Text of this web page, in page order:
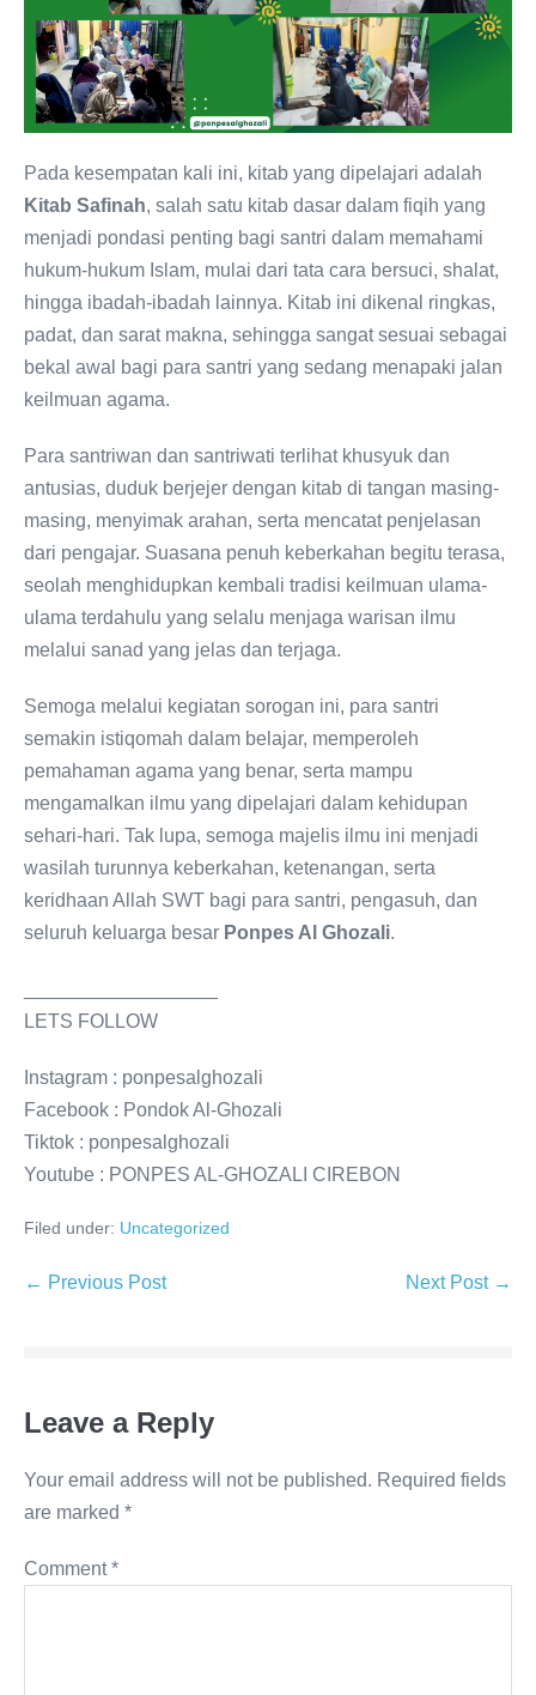
Pada kesempatan kali ini, kitab yang dipelajari adalah
Kitab Safinah, salah satu kitab dasar dalam fiqih yang
menjadi pondasi penting bagi santri dalam memahami
hukum-hukum Islam, mulai dari tata cara bersuci, shalat,
hingga ibadah-ibadah lainnya. Kitab ini dikenal ringkas,
padat, dan sarat makna, sehingga sangat sesuai sebagai
bekal awal bagi para santri yang sedang menapaki jalan
keilmuan agama.
Para santriwan dan santriwati terlihat khusyuk dan
antusias, duduk berjejer dengan kitab di tangan masing-
masing, menyimak arahan, serta mencatat penjelasan
dari pengajar. Suasana penuh keberkahan begitu terasa,
seolah menghidupkan kembali tradisi keilmuan ulama-
ulama terdahulu yang selalu menjaga warisan ilmu
melalui sanad yang jelas dan terjaga.
Semoga melalui kegiatan sorogan ini, para santri
semakin istiqomah dalam belajar, memperoleh
pemahaman agama yang benar, serta mampu
mengamalkan ilmu yang dipelajari dalam kehidupan
sehari-hari. Tak lupa, semoga majelis ilmu ini menjadi
wasilah turunnya keberkahan, ketenangan, serta
keridhaan Allah SWT bagi para santri, pengasuh, dan
seluruh keluarga besar Ponpes Al Ghozali.
LETS FOLLOW
Instagram : ponpesalghozali
Facebook : Pondok Al-Ghozali
Tiktok : ponpesalghozali
Youtube : PONPES AL-GHOZALI CIREBON
Filed under: Uncategorized
Post
← Previous Post Next Post →
Leave a Reply
Your email address will not be published. Required fields
are marked *
Comment*